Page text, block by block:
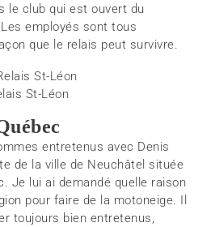
le club qui est ouvert du
employés sont tous
que le relais peut survivre.
St-Léon
entretenus avec Denis
de la ville de Neuchâtel située
Je lui ai demandé quelle raison
pour faire de la motoneige. Il
toujours bien entretenus,